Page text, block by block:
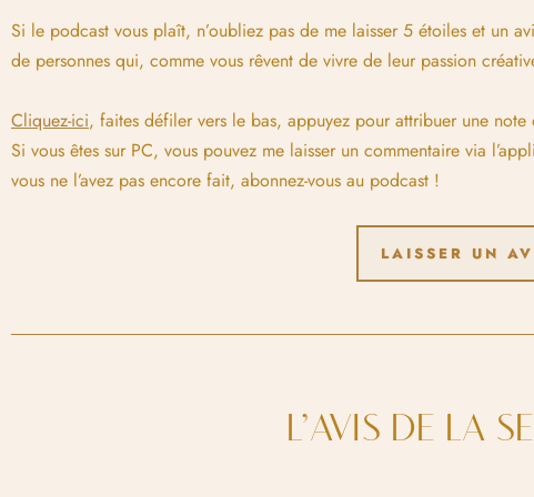
Si le podcast vous plaît, n’oubliez pas de me laisser 5 étoiles et un
de personnes qui, comme vous rêvent de vivre de leur passion
Cliquez-ici, faites défiler vers le bas, appuyez pour attribuer une
Si vous êtes sur PC, vous pouvez me laisser un commentaire via
vous ne l’avez pas encore fait, abonnez-vous au podcast !
LAISSER UN
L’AVIS DE LA